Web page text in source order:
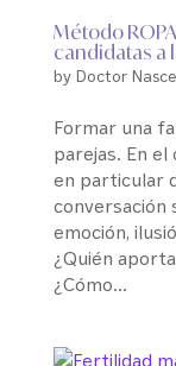
Método
candidatas a
by Doctor
Formar una
parejas. En el
en particular
conversación
emoción,
¿Quién
¿Cómo...